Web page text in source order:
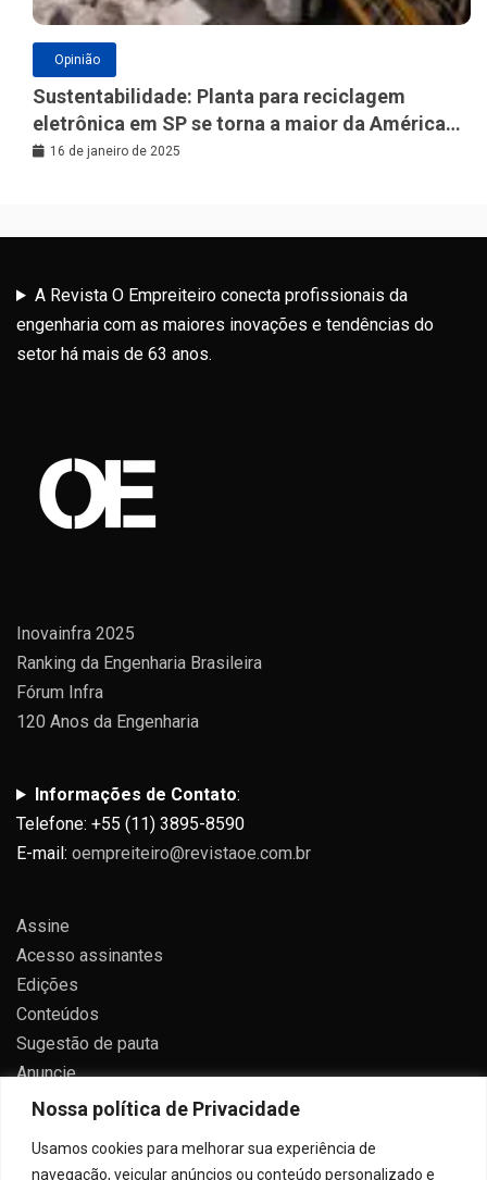
Nossa política de Privacidade
Usamos cookies para melhorar sua experiência de
navegação, veicular anúncios ou conteúdo personalizado e
Opinião
Sustentabilidade: Planta para reciclagem
eletrônica em SP se torna a maior da América
Latina
16 de janeiro de 2025
A Revista O Empreiteiro conecta profissionais da
engenharia com as maiores inovações e tendências do
setor há mais de 63 anos.
Inovainfra 2025
Ranking da Engenharia Brasileira
Fórum Infra
120 Anos da Engenharia
Informações de Contato:
Telefone: +55 (11) 3895-8590
E-mail: oempreiteiro@revistaoe.com.br
Assine
Acesso assinantes
Edições
Conteúdos
Sugestão de pauta
Anuncie
Contato